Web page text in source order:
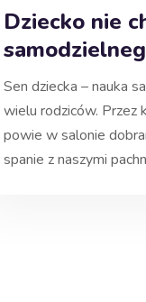
Dziecko nie
Sen dziecka – nauka
wielu rodziców. Przez
powie w salonie
spanie z naszymi